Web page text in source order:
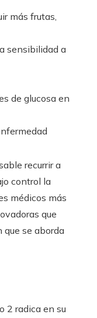
más frutas,
sensibilidad a
de glucosa en
recurrir a
control la
médicos más
que
que se aborda
2 radica en su